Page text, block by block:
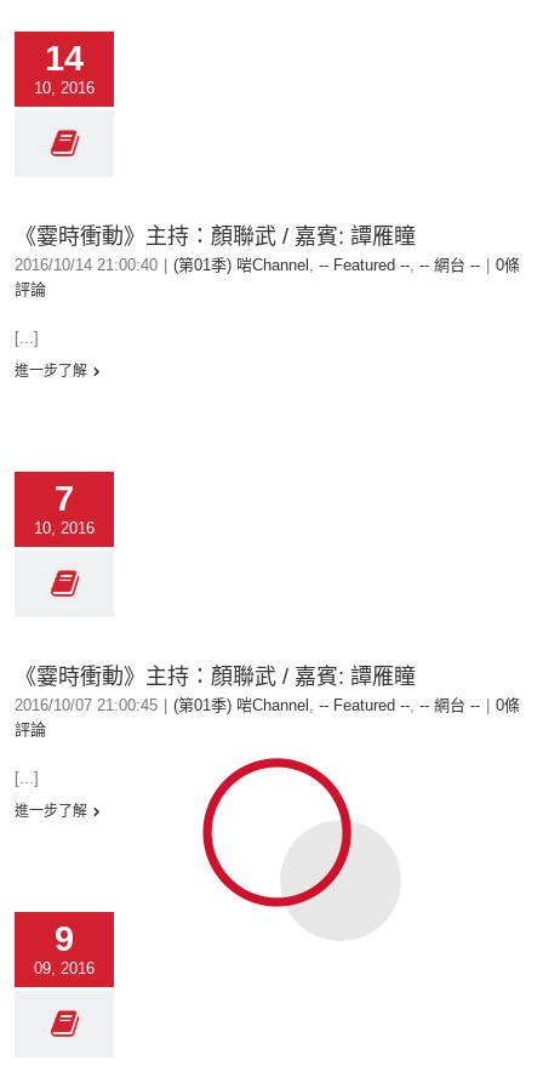
14
10, 2016
《霎時衝動》主持：顏聯武 / 嘉賓: 譚雁瞳
2016/10/14 21:00:40 (第01季) 啱Channel , -- Featured --, -- 網台 --
0條
評論
[...]
進一步了解
7
10, 2016
《霎時衝動》主持：顏聯武 / 嘉賓: 譚雁瞳
2016/10/07 21:00:45 (第01季) 啱Channel , -- Featured --, -- 網台 --
0條
評論
[...]
進一步了解
9
09, 2016